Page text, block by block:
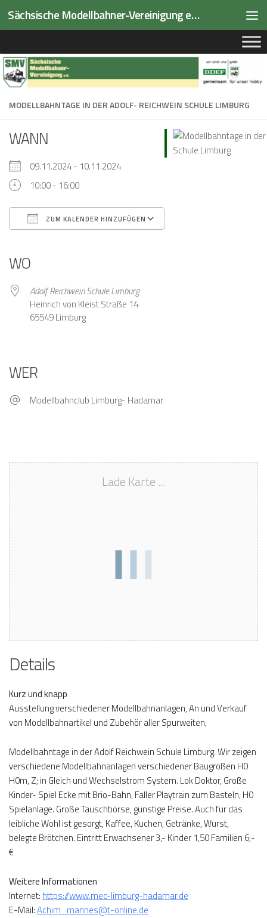
Zum Inhalt springen Sächsische Modellbahner-Vereinigung e.V.
MODELLBAHNTAGE IN DER ADOLF- REICHWEIN SCHULE LIMBURG
WANN
09.11.2024 - 10.11.2024
10:00 - 16:00
ZUM KALENDER HINZUFÜGEN
WO
Adolf Reichwein Schule Limburg
Heinrich von Kleist Straße 14
65549 Limburg
WER
Modellbahnclub Limburg- Hadamar
Lade Karte ...
Details
Kurz und knapp
Ausstellung verschiedener Modellbahnanlagen, An und Verkauf
von Modellbahnartikel und Zubehör aller Spurweiten,
Modellbahntage in der Adolf Reichwein Schule Limburg. Wir zeigen
verschiedene Modellbahnanlagen verschiedener Baugrößen H0
H0m, Z; in Gleich und Wechselstrom System. Lok Doktor, Große
Kinder- Spiel Ecke mit Brio-Bahn, Faller Playtrain zum Basteln, H0
Spielanlage. Große Tauschbörse, günstige Preise. Auch für das
leibliche Wohl ist gesorgt, Kaffee, Kuchen, Getränke, Wurst,
belegte Brötchen. Eintritt Erwachsener 3,- Kinder 1,50 Familien 6;-
€
Weitere Informationen
Internet: https://www.mec-limburg-hadamar.de
E-Mail:Achim_mannes@t-online.de